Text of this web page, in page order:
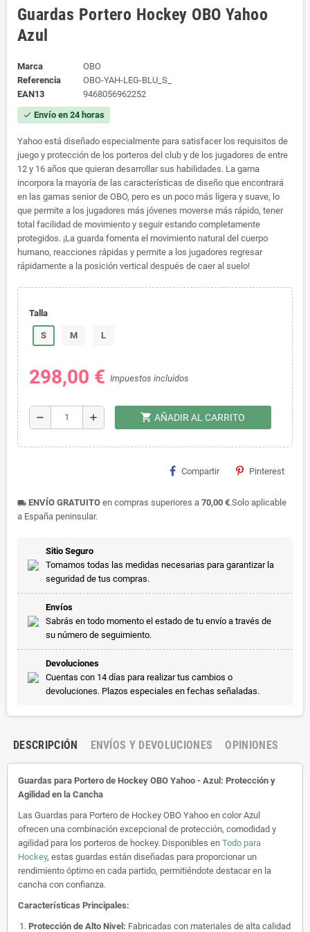
Guardas Portero Hockey OBO Yahoo
Azul
Marca
OBO
Referencia
OBO-YAH-LEG-BLU_S_
EAN13
9468056962252
check Envío en 24 horas
Yahoo está diseñado especialmente para satisfacer los requisitos de
juego y protección de los porteros del club y de los jugadores de entre
12 y 16 años que quieran desarrollar sus habilidades. La gama
incorpora la mayoría de las características de diseño que encontrará
en las gamas senior de OBO, pero es un poco más ligera y suave, lo
que permite a los jugadores más jóvenes moverse más rápido, tener
total facilidad de movimiento y seguir estando completamente
protegidos. ¡La guarda fomenta el movimiento natural del cuerpo
humano, reacciones rápidas y permite a los jugadores regresar
rápidamente a la posición vertical después de caer al suelo!
Talla
S M L
298,00 € Impuestos incluidos
remove add shopping_cart AÑADIR AL CARRITO
Compartir Pinterest
local_shipping ENVÍO GRATUITO en compras superiores a 70,00 €.Solo aplicable
a España peninsular.
Sitio Seguro
Tomamos todas las medidas necesarias para garantizar la
seguridad de tus compras.
Envíos
Sabrás en todo momento el estado de tu envío a través de
su número de seguimiento.
Devoluciones
Cuentas con 14 días para realizar tus cambios o
devoluciones. Plazos especiales en fechas señaladas.
DESCRIPCIÓN ENVÍOS Y DEVOLUCIONES OPINIONES
Guardas para Portero de Hockey OBO Yahoo - Azul: Protección y
Agilidad en la Cancha
Las Guardas para Portero de Hockey OBO Yahoo en color Azul
ofrecen una combinación excepcional de protección, comodidad y
agilidad para los porteros de hockey. Disponibles en Todo para
Hockey, estas guardas están diseñadas para proporcionar un
rendimiento óptimo en cada partido, permitiéndote destacar en la
cancha con confianza.
Características Principales:
Protección de Alto Nivel: Fabricadas con materiales de alta calidad